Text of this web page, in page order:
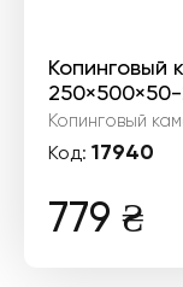
Копинговый
Копинговый
Код: 17940
779 ₴